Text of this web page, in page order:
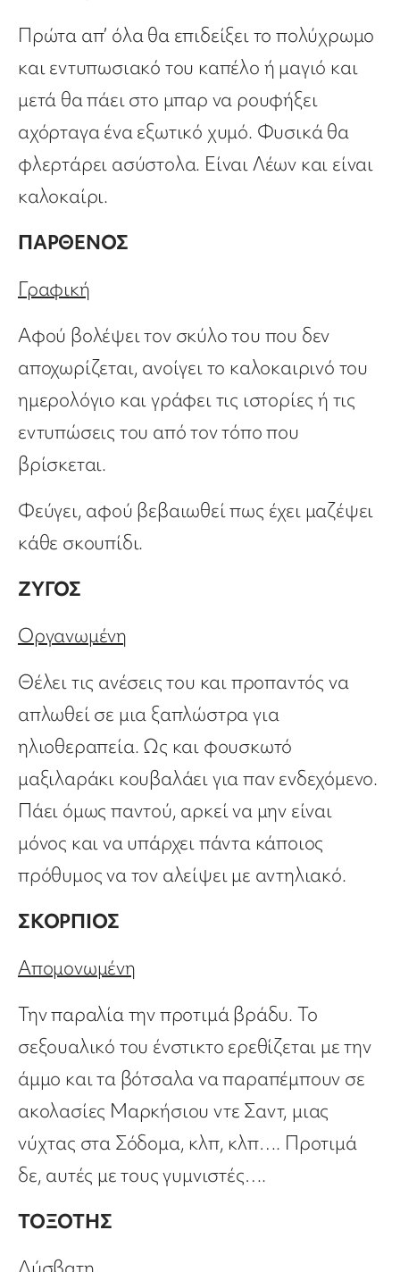
Πρώτα απ’ όλα θα επιδείξει το πολύχρωμο
και εντυπωσιακό του καπέλο ή μαγιό και
μετά θα πάει στο μπαρ να ρουφήξει
αχόρταγα ένα εξωτικό χυμό. Φυσικά θα
φλερτάρει ασύστολα. Είναι Λέων και είναι
καλοκαίρι.
ΠΑΡΘΕΝΟΣ
Γραφική
Αφού βολέψει τον σκύλο του που δεν
αποχωρίζεται, ανοίγει το καλοκαιρινό του
ημερολόγιο και γράφει τις ιστορίες ή τις
εντυπώσεις του από τον τόπο που
βρίσκεται.
Φεύγει, αφού βεβαιωθεί πως έχει μαζέψει
κάθε σκουπίδι.
ΖΥΓΟΣ
Οργανωμένη
Θέλει τις ανέσεις του και προπαντός να
απλωθεί σε μια ξαπλώστρα για
ηλιοθεραπεία. Ως και φουσκωτό
μαξιλαράκι κουβαλάει για παν ενδεχόμενο.
Πάει όμως παντού, αρκεί να μην είναι
μόνος και να υπάρχει πάντα κάποιος
πρόθυμος να τον αλείψει με αντηλιακό.
ΣΚΟΡΠΙΟΣ
Απομονωμένη
Την παραλία την προτιμά βράδυ. Το
σεξουαλικό του ένστικτο ερεθίζεται με την
άμμο και τα βότσαλα να παραπέμπουν σε
ακολασίες Μαρκήσιου ντε Σαντ, μιας
νύχτας στα Σόδομα, κλπ, κλπ…. Προτιμά
δε, αυτές με τους γυμνιστές….
ΤΟΞΟΤΗΣ